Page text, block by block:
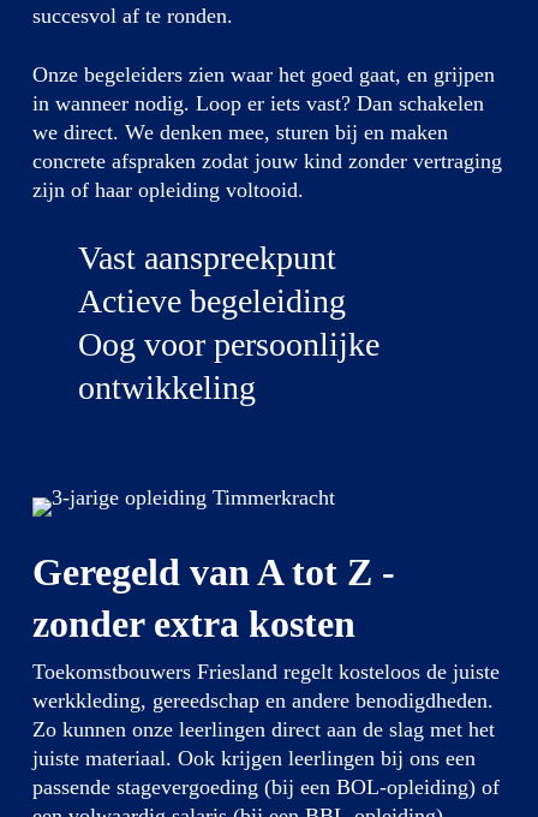
succesvol af te ronden.
Onze begeleiders zien waar het goed gaat, en grijpen
in wanneer nodig. Loop er iets vast? Dan schakelen
we direct. We denken mee, sturen bij en maken
concrete afspraken zodat jouw kind zonder vertraging
zijn of haar opleiding voltooid.
Vast aanspreekpunt
Actieve begeleiding
Oog voor persoonlijke
ontwikkeling
Geregeld van A tot Z -
zonder extra kosten
Toekomstbouwers Friesland regelt kosteloos de juiste
werkkleding, gereedschap en andere benodigdheden.
Zo kunnen onze leerlingen direct aan de slag met het
juiste materiaal. Ook krijgen leerlingen bij ons een
passende stagevergoeding (bij een BOL-opleiding) of